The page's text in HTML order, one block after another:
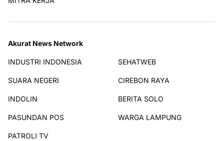
Akurat News Network
INDUSTRI INDONESIA SEHATWEB
SUARA NEGERI CIREBON RAYA
INDOLIN BERITA SOLO
PASUNDAN POS WARGA LAMPUNG
PATROLI TV